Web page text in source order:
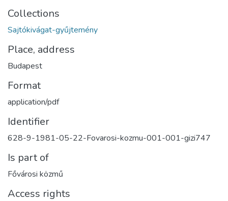
Collections
Sajtókivágat-gyűjtemény
Place, address
Budapest
Format
application/pdf
Identifier
628-9-1981-05-22-Fovarosi-kozmu-001-001-gizi747
Is part of
Fővárosi közmű
Access rights